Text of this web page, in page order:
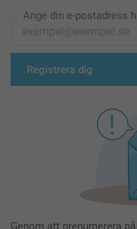
Ange din e-postadress
Registrera dig